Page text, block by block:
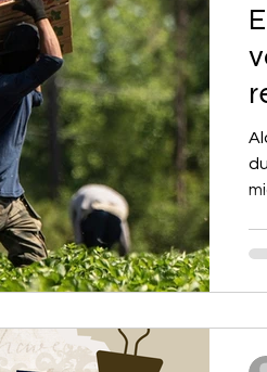
Amérique du Sud Tech